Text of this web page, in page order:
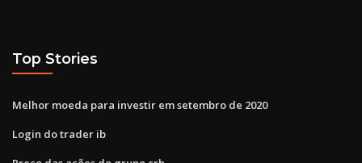
Top Stories
Melhor moeda para investir em setembro de 2020
Login do trader ib